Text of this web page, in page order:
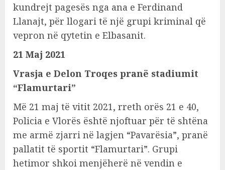
kundrejt pagesës nga ana e Ferdinand
Llanajt, për llogari të një grupi kriminal që
vepron në qytetin e Elbasanit.
21 Maj 2021
Vrasja e Delon Troqes pranë stadiumit
“Flamurtari”
Më 21 maj të vitit 2021, rreth orës 21 e 40,
Policia e Vlorës është njoftuar për të shtëna
me armë zjarri në lagjen “Pavarësia”, pranë
pallatit të sportit “Flamurtari”. Grupi
hetimor shkoi menjëherë në vendin e